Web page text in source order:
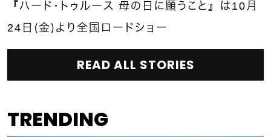
『ハード・トゥルース 母の日に願うこと』は10月
24日（金）より全国ロードショー
READ ALL STORIES
TRENDING